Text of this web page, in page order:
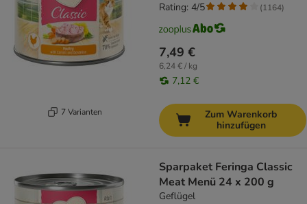
7 Varianten
7,49 €
6,24 € / kg
7,12 €
Rating: 4/5 (1164)
Zum Warenkorb
hinzufügen
Sparpaket Feringa Classic
Meat Menü 24 x 200 g
Geflügel